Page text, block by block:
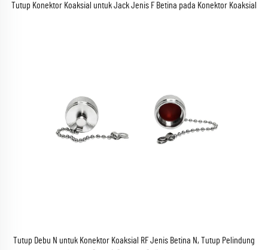
Tutup Konektor Koaksial untuk Jack Jenis F Betina pada Konektor Koaksial
Tutup Debu N untuk Konektor Koaksial RF Jenis Betina N, Tutup Pelindung